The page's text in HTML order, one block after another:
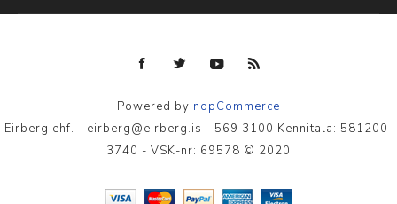
Powered by nopCommerce
Eirberg ehf. - eirberg@eirberg.is - 569 3100 Kennitala: 581200-
3740 - VSK-nr: 69578 © 2020